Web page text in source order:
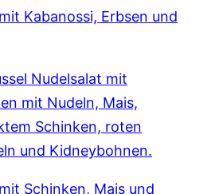
Kabanossi, Erbsen und
Schinken, Mais und